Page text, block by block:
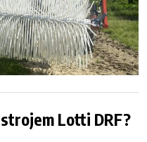
Lotti DRF?